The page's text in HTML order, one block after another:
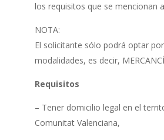
los requisitos que se mencionan
NOTA:
El solicitante sólo podrá optar
modalidades, es decir,
Requisitos
– Tener domicilio legal en el
Comunitat Valenciana,